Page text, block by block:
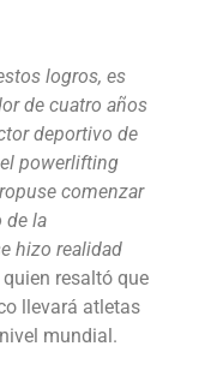
logros, es
de cuatro años
deportivo de
powerlifting
comenzar
de la
hizo realidad
quien resaltó que
llevará atletas
mundial.